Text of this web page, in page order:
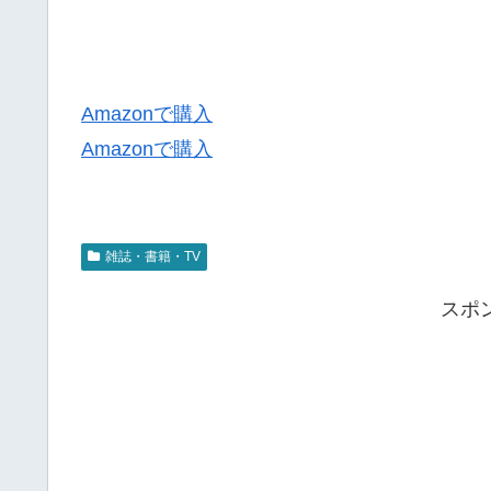
Amazonで購入
Amazonで購入
雑誌・書籍・TV
スポ